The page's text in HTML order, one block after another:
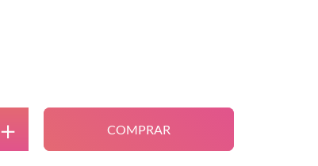
＋ COMPRAR